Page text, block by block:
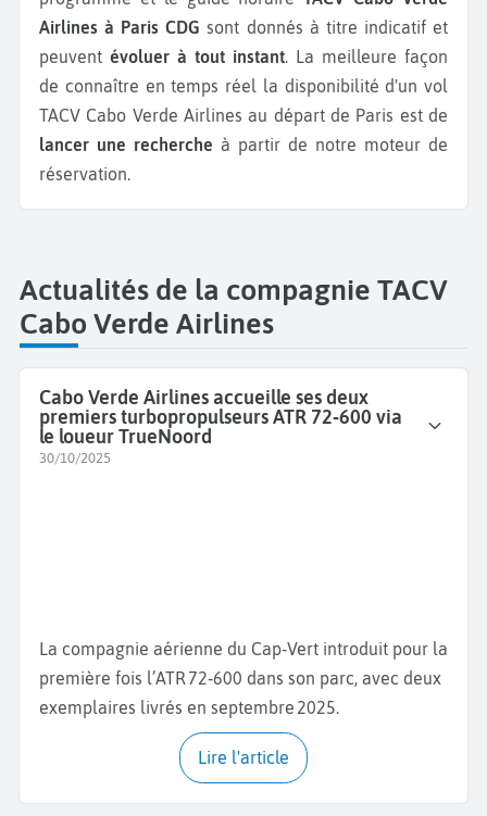
Airlines à Paris CDG sont donnés à titre indicatif et
peuvent évoluer à tout instant . La meilleure façon
de connaître en temps réel la disponibilité d'un vol
TACV Cabo Verde Airlines au départ de Paris est de
lancer une recherche à partir de notre moteur de
réservation.
Actualités de la compagnie TACV
Cabo Verde Airlines
Cabo Verde Airlines accueille ses deux
premiers turbopropulseurs ATR 72‑600 via
le loueur TrueNoord
30/10/2025
La compagnie aérienne du Cap‑Vert introduit pour la
première fois l’ATR 72‑600 dans son parc, avec deux
exemplaires livrés en septembre 2025.
Lire l'article